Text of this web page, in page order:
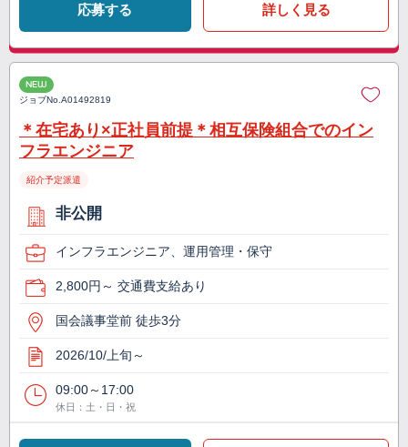
応募する 詳しく見る
NEW
ジョブNo.A01492819
＊在宅あり×正社員前提＊相互保険組合でのイン
フラエンジニア
紹介予定派遣
非公開
インフラエンジニア、運用管理・保守
2,800円～ 交通費支給あり
国会議事堂前 徒歩3分
2026/10/上旬～
09:00～17:00
休日：土・日・祝